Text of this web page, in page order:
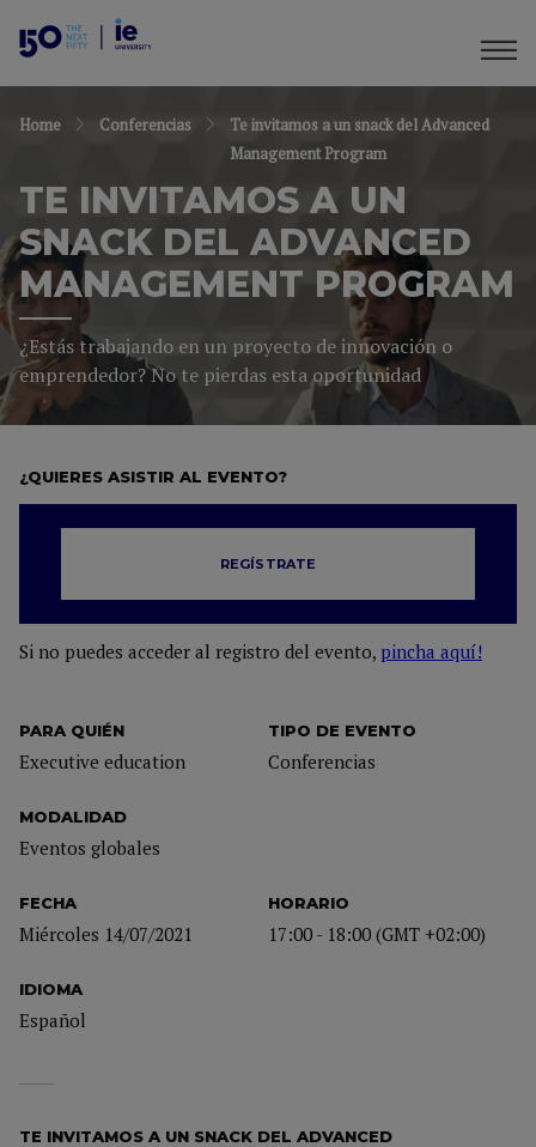
Home Conferencias
Te invitamos a un snack del Advanced
Management Program
TE INVITAMOS A UN
SNACK DEL ADVANCED
MANAGEMENT PROGRAM
¿Estás trabajando en un proyecto de innovación o
emprendedor? No te pierdas esta oportunidad
PARA QUIÉN
Executive education
TIPO DE EVENTO
Conferencias
MODALIDAD
Eventos globales
FECHA
Miércoles 14/07/2021
HORARIO
17:00 - 18:00 (GMT +02:00)
IDIOMA
Español
¿QUIERES ASISTIR AL EVENTO?
REGÍSTRATE
Si no puedes acceder al registro del evento, pincha aquí!
TE INVITAMOS A UN SNACK DEL ADVANCED